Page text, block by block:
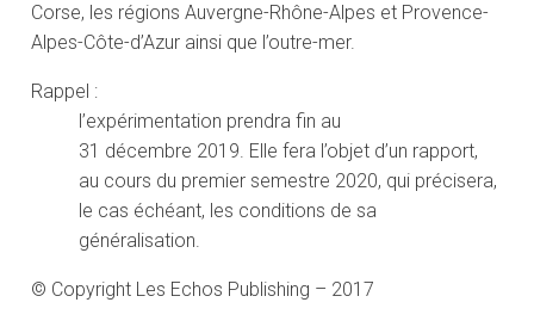
Corse, les régions Auvergne-Rhône-Alpes et Provence-
Alpes-Côte-d’Azur ainsi que l’outre-mer.
Rappel :
l’expérimentation prendra fin au
31 décembre 2019. Elle fera l’objet d’un rapport,
au cours du premier semestre 2020, qui précisera,
le cas échéant, les conditions de sa
généralisation.
© Copyright Les Echos Publishing – 2017